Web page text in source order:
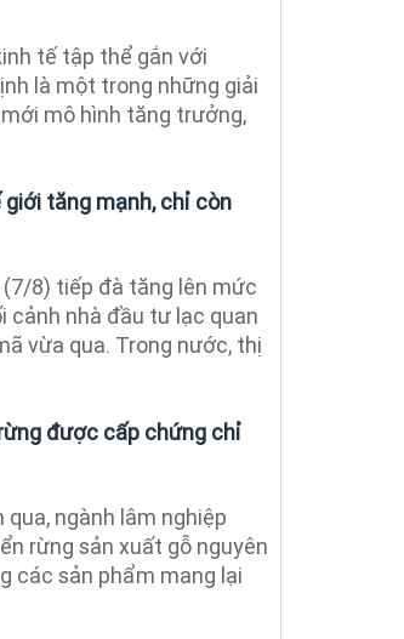
tế tập thể gắn với
là một trong những giải
mô hình tăng trưởng,
giới tăng mạnh, chỉ còn
8) tiếp đà tăng lên mức
cảnh nhà đầu tư lạc quan
vừa qua. Trong nước, thị
được cấp chứng chỉ
qua, ngành lâm nghiệp
rừng sản xuất gỗ nguyên
các sản phẩm mang lại